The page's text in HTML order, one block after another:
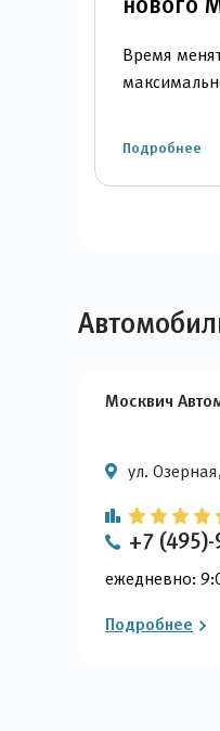
Время
Подробнее
Москвич
ул.
+7
ежедневно:
Подробнее